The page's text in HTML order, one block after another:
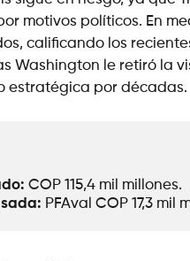
motivos políticos. En
calificando los
Washington le retiró la
estratégica por décadas.
COP 115,4 mil millones.
PFAval COP 17,3 mil